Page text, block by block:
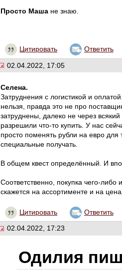
Просто Машане знаю.
Цитировать Ответить
02.04.2022, 17:05
Селена.
Затруднения с логистикой и
нельзя, правда это не про
затруднены, далеко не через
разрешили что-то купить. У нас
просто поменять рубли на евро для
специальные получать.
В общем квест определённый. И
Соответственно, покупка чего-
скажется на ассортименте и на
Цитировать Ответить
02.04.2022, 17:23
Одилия